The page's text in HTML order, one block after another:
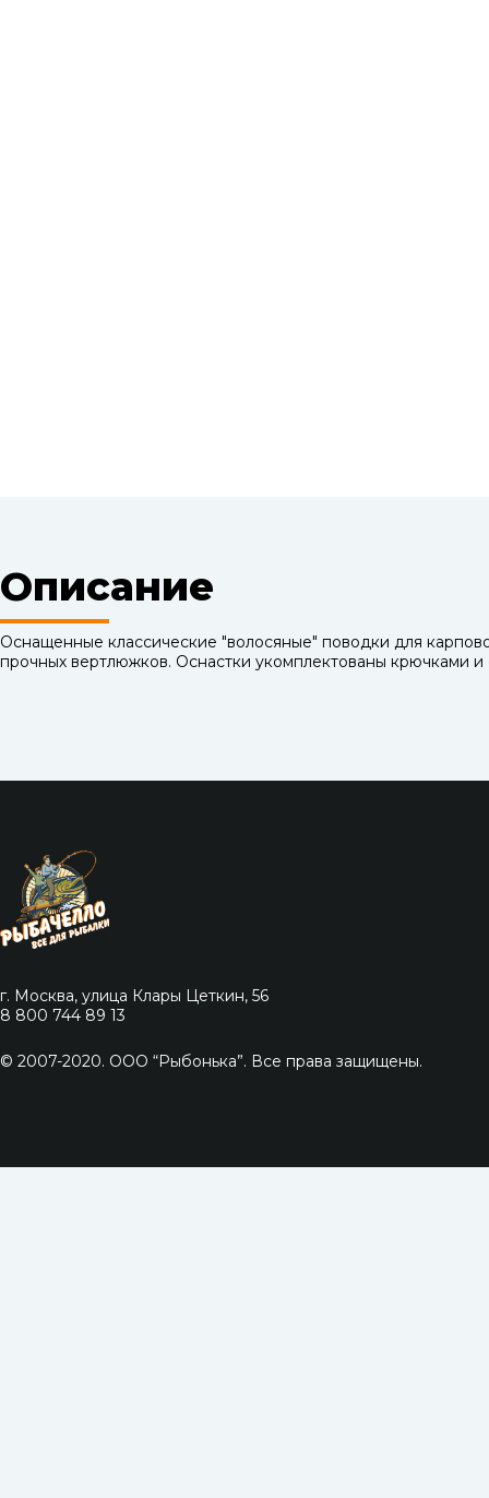
Описание
Оснащенные классические "волосяные" поводки для
прочных вертлюжков. Оснастки укомплектованы крючками
г. Москва, улица Клары Цеткин, 56
8 800 744 89 13
© 2007-2020. ООО “Рыбонька”. Все права защищены.